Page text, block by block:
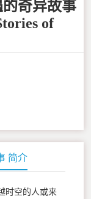
奇异故事
of
简介
时空的人或来